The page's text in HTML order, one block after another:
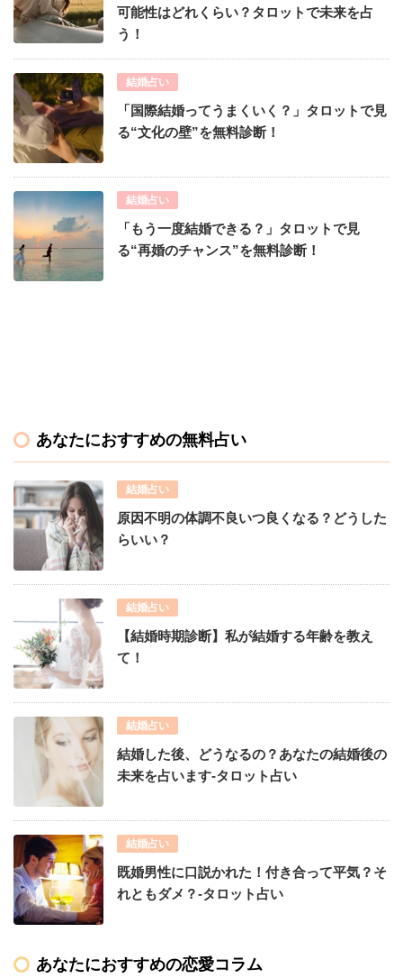
可能性はどれくらい？タロットで未来を占
う！
結婚占い
「国際結婚ってうまくいく？」タロットで見
る“文化の壁”を無料診断！
結婚占い
「もう一度結婚できる？」タロットで見
る“再婚のチャンス”を無料診断！
あなたにおすすめの無料占い
結婚占い
原因不明の体調不良いつ良くなる？どうした
らいい？
結婚占い
【結婚時期診断】私が結婚する年齢を教え
て！
結婚占い
結婚した後、どうなるの？あなたの結婚後の
未来を占います-タロット占い
結婚占い
既婚男性に口説かれた！付き合って平気？そ
れともダメ？-タロット占い
あなたにおすすめの恋愛コラム